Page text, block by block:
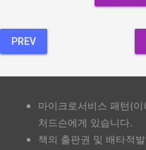
PREV
마이크로서비스 패턴(
처드슨에게 있습니다.
책의 출판권 및 배타적